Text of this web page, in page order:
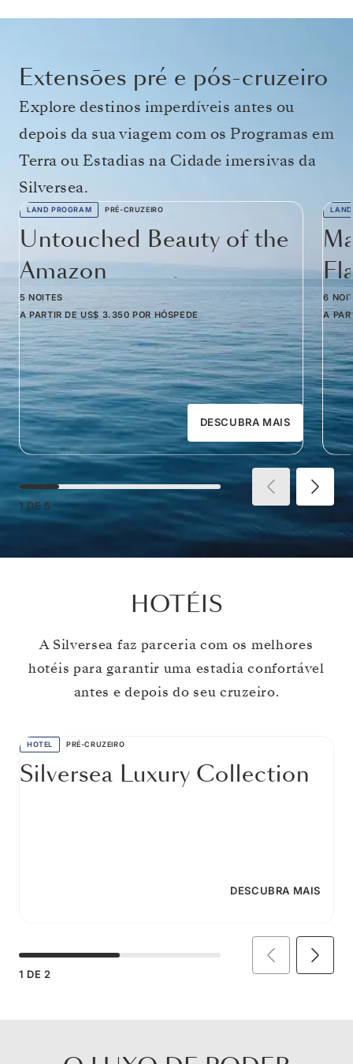
Extensões pré e pós-cruzeiro
Explore destinos imperdíveis antes ou
depois da sua viagem com os Programas em
Terra ou Estadias na Cidade imersivas da
Silversea.
LAND PROGRAM PRÉ-CRUZEIRO
Untouched Beauty of the
Amazon
5 NOITES
A PARTIR DE US$ 3.350 POR HÓSPEDE
DESCUBRA MAIS
6
A
1 DE 5
HOTÉIS
A Silversea faz parceria com os melhores
hotéis para garantir uma estadia confortável
antes e depois do seu cruzeiro.
HOTEL PRÉ-CRUZEIRO
Silversea Luxury Collection
DESCUBRA MAIS
1 DE 2